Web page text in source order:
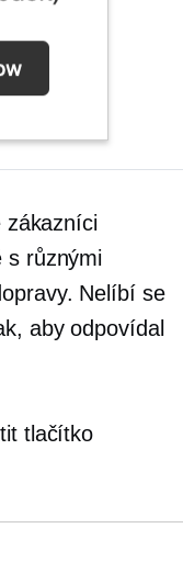
zákazníci
s různými
Nelíbí se
aby odpovídal
tlačítko